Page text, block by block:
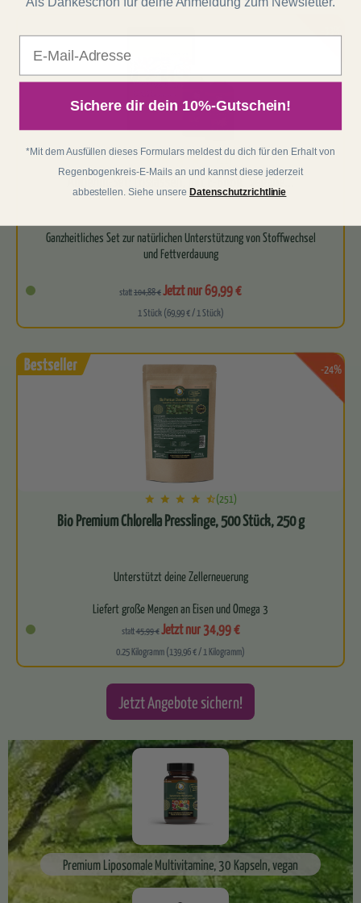
Premium Liposomale Multivitamine, 30 Kapseln, vegan
Jetzt Angebote sichern!
(11)
Abnehm-Set: Loslassen, mit E-Book "Vegane...
Ganzheitliches Set zur natürlichen Unterstützung von Stoffwechsel
und Fettverdauung
Enthält einen Doppelpack der bewährten…
statt104,88 €Jetzt nur 69,99 €
1 Stück (69,99 € / 1 Stück)
-24%
(251)
Bio Premium Chlorella Presslinge, 500 Stück, 250 g
Unterstützt deine Zellerneuerung
Liefert große Mengen an Eisen und Omega 3
Für ein starkes Immunsystem
Leitet zuverlässig…
statt45,99 €Jetzt nur 34,99 €
0.25 Kilogramm (139,96 € / 1 Kilogramm)
Sichere dir dein 10%-Gutschein!
*Mit dem Ausfüllen dieses Formulars meldest du dich für den Erhalt von
Regenbogenkreis-E-Mails an und kannst diese jederzeit
abbestellen. Siehe unsere Datenschutzrichtlinie